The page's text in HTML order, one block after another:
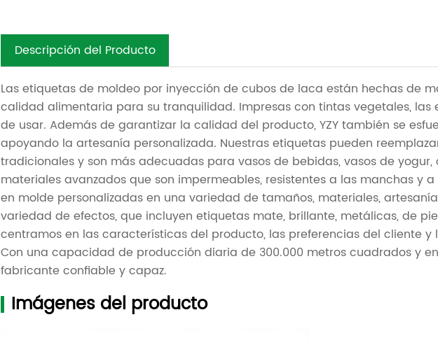
Descripción del Producto
Las etiquetas de moldeo por inyección de cubos de laca están hechas de
calidad alimentaria para su tranquilidad. Impresas con tintas vegetales, las
de usar. Además de garantizar la calidad del producto, YZY también se
apoyando la artesanía personalizada. Nuestras etiquetas pueden
tradicionales y son más adecuadas para vasos de bebidas, vasos de yogur,
materiales avanzados que son impermeables, resistentes a las manchas y
en molde personalizadas en una variedad de tamaños, materiales,
variedad de efectos, que incluyen etiquetas mate, brillante, metálicas, de
centramos en las características del producto, las preferencias del cliente
Con una capacidad de producción diaria de 300.000 metros cuadrados y
fabricante confiable y capaz.
Imágenes del producto